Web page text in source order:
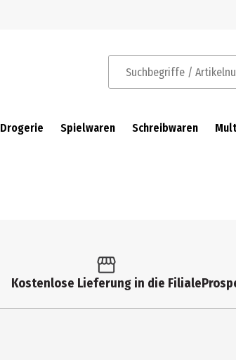
Suchbegriffe /
Drogerie Spielwaren Schreibwaren
Kostenlose Lieferung in die Filiale